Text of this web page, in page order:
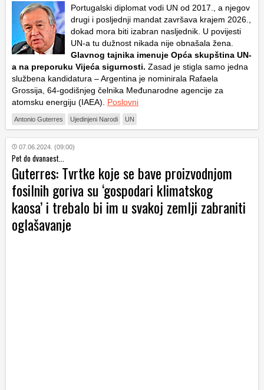
Portugalski diplomat vodi UN od 2017., a njegov
drugi i posljednji mandat završava krajem 2026.,
dokad mora biti izabran nasljednik. U povijesti
UN-a tu dužnost nikada nije obnašala žena.
Glavnog tajnika imenuje Opća skupština UN-
a na preporuku Vijeća sigurnosti. Zasad je stigla samo jedna
službena kandidatura – Argentina je nominirala Rafaela
Grossija, 64-godišnjeg čelnika Međunarodne agencije za
atomsku energiju (IAEA). Poslovni
Antonio Guterres Ujedinjeni Narodi UN
07.06.2024. (09:00)
Pet do dvanaest...
Guterres: Tvrtke koje se bave proizvodnjom
fosilnih goriva su ‘gospodari klimatskog
kaosa’ i trebalo bi im u svakoj zemlji zabraniti
oglašavanje